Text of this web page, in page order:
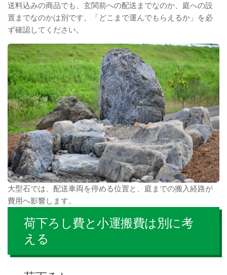
送料込みの商品でも、玄関前への配送までなのか、庭への設
置までなのかは別です。「どこまで運んでもらえるか」を必
ず確認してください。
大型石では、配送車両を停める位置と、庭までの搬入経路が
費用へ影響します。
荷下ろし費と小運搬費は別に考
える